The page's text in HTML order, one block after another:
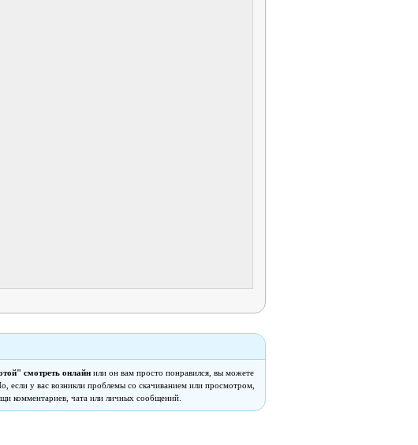
смотреть онлайн или он вам просто понравился, вы можете
если у вас возникли проблемы со скачиванием или просмотром,
комментариев, чата или личных сообщений.